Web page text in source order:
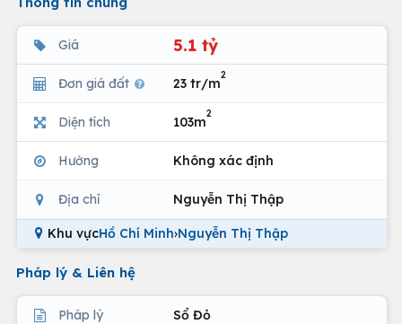
Giá 5.1 tỷ
Đơn giá đất 23 tr/m
2
Diện tích 103m
2
Hướng Không xác định
Địa chỉ Nguyễn Thị Thập
Khu vựcHồ Chí Minh›Nguyễn Thị Thập
Pháp lý & Liên hệ
Pháp lý Sổ Đỏ